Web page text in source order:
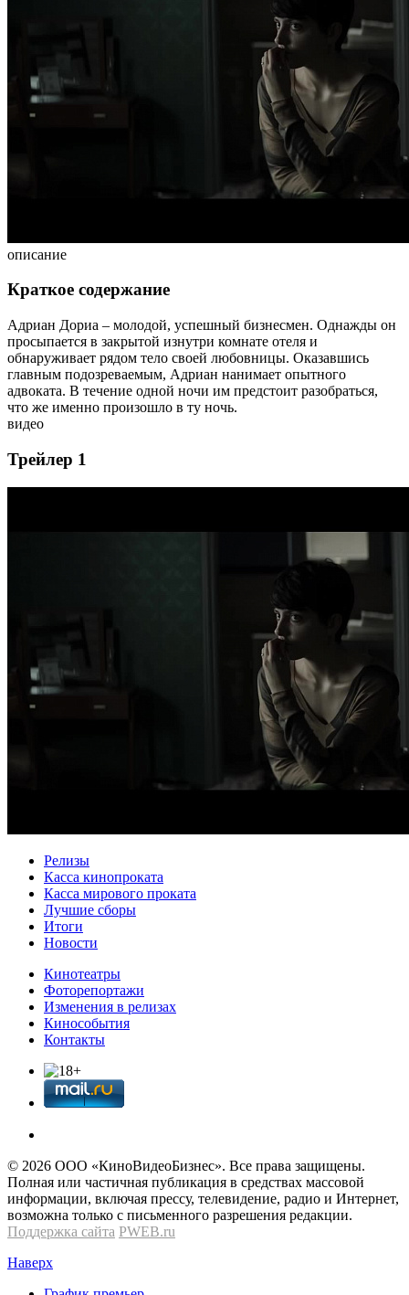
описание
Краткое содержание
Адриан Дориа – молодой, успешный бизнесмен. Однажды он
просыпается в закрытой изнутри комнате отеля и
обнаруживает рядом тело своей любовницы. Оказавшись
главным подозреваемым, Адриан нанимает опытного
адвоката. В течение одной ночи им предстоит разобраться,
что же именно произошло в ту ночь.
видео
Трейлер 1
Релизы
Касса кинопроката
Касса мирового проката
Лучшие сборы
Итоги
Новости
Кинотеатры
Фоторепортажи
Изменения в релизах
Кинособытия
Контакты
© 2026 OOО «КиноВидеоБизнес». Все права защищены.
Полная или частичная публикация в средствах массовой
информации, включая прессу, телевидение, радио и Интернет,
возможна только с письменного разрешения редакции.
Поддержка сайта PWEB.ru
Наверх